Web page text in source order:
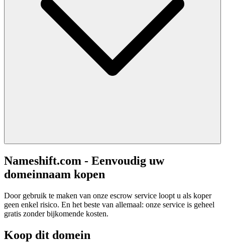
Nameshift.com - Eenvoudig uw
domeinnaam kopen
Door gebruik te maken van onze escrow service loopt u als koper
geen enkel risico. En het beste van allemaal: onze service is geheel
gratis zonder bijkomende kosten.
Koop dit domein